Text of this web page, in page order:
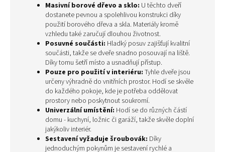
Masivní borové dřevo a sklo: U těchto dveří
dostanete pevnou a spolehlivou konstrukci díky
použití borového dřeva a skla. Materiály kromě
vzhledu také zaručují dlouhou životnost.
Posuvné součásti: Hladký posuv zajišťují kvalitní
součásti, takže se dveře snadno posouvají na liště.
Díky tomu šetří místo a usnadňují přístup.
Pouze pro použití v interiéru: Tyhle dveře jsou
určeny výhradně do vnitřních prostor. Hodí se skvěle
do každého pokoje, kde je potřeba oddělovat
prostory nebo poskytnout soukromí.
Univerzální umístění: Hodí se do různých částí
domu - kuchyní, ložnic či garáží, takže skvěle doplní
jakýkoliv interiér.
Sestavení vyžaduje šroubovák: Díky
jednoduchým pokynům je sestavení rychlé a